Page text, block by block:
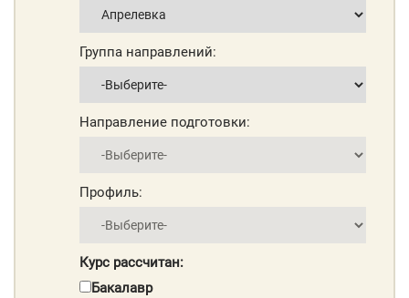
Группа направлений:
Направление подготовки:
Профиль:
Курс рассчитан:
Бакалавр